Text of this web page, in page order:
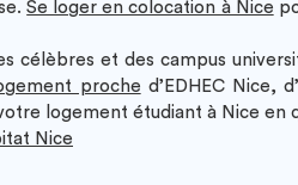
Se loger en colocation à Nice
célèbres et des campus
proche d’EDHEC Nice,
logement étudiant à Nice en
Nice